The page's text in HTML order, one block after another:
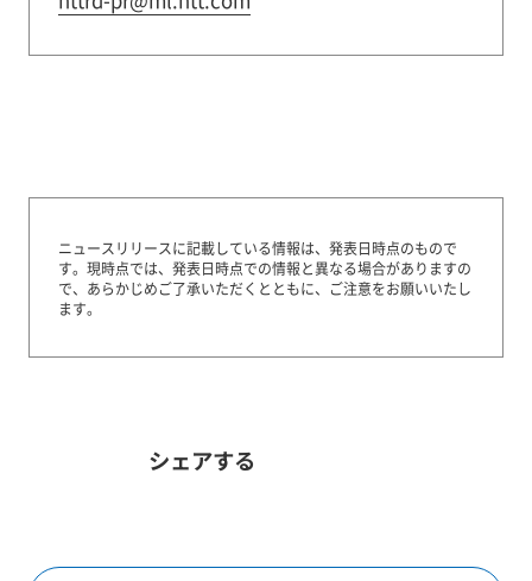
ニュースリリースに記載している情報は、発表日時点のもので
す。 現時点では、発表日時点での情報と異なる場合がありますの
で、あらかじめご了承いただくとともに、ご注意をお願いいたし
ます。
シェアする